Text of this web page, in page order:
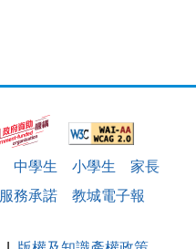
中學生 小學生
家長
服務承諾 教城電子報